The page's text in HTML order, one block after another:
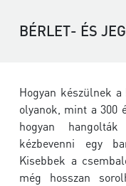
BÉRLET- ÉS
Hogyan készülnek
olyanok, mint a 300
hogyan
kézbevenni egy
Kisebbek a
még hosszan